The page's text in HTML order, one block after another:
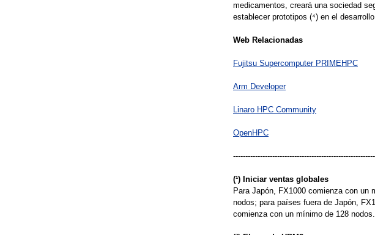
medicamentos, creará una sociedad
establecer prototipos (⁴) en el
Web Relacionadas
Fujitsu Supercomputer PRIMEHPC
Arm Developer
Linaro HPC Community
OpenHPC
(¹) Iniciar ventas globales
Para Japón, FX1000 comienza con
nodos; para países fuera de Japón,
comienza con un mínimo de 128 nodos.